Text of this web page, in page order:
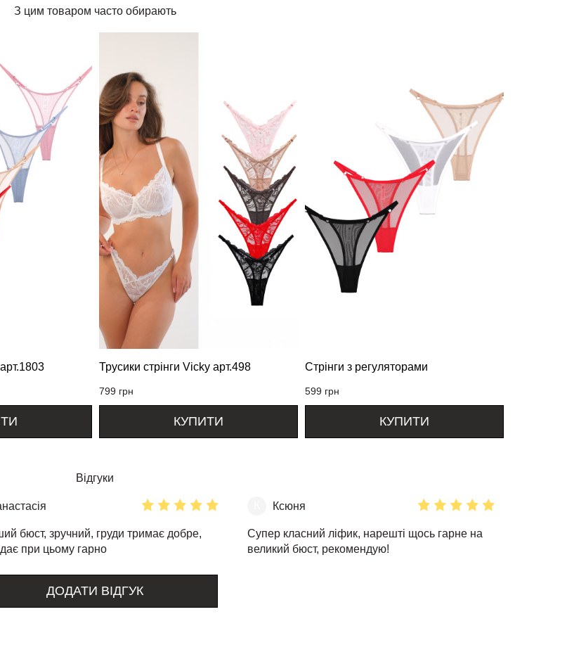
З цим товаром часто обирають
Трусики стрінги Vicky арт.498
799 грн
КУПИТИ
Стрінги з регуляторами
599 грн
КУПИТИ
Відгуки
бюст, зручний, груди тримає добре,
при цьому гарно
Ксюня
Супер класний ліфик, нарешті щось гарне на
великий бюст, рекомендую!
ДОДАТИ ВІДГУК